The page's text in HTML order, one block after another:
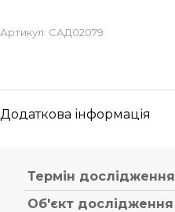
Артикул: САД02079
Додаткова інформація
Термін дослідження
Об'єкт дослідження